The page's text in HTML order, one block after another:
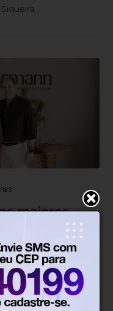
maiores
diretor têxtil que
a Decanter
29 anos como uma
sem nunca deixar